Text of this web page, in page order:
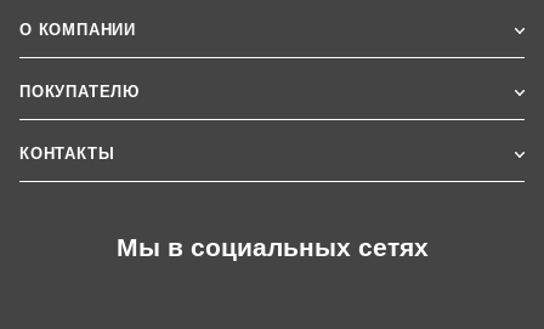
О КОМПАНИИ
ПОКУПАТЕЛЮ
КОНТАКТЫ
Мы в социальных сетях